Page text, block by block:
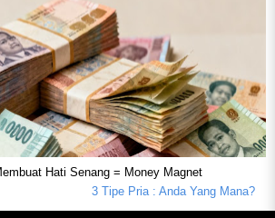
Hati Senang = Money Magnet
3 Tipe Pria : Anda Yang Mana?